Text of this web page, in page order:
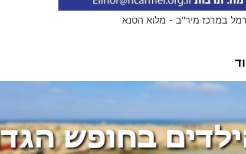
במרכז מיר"ב - מלוא הטנא